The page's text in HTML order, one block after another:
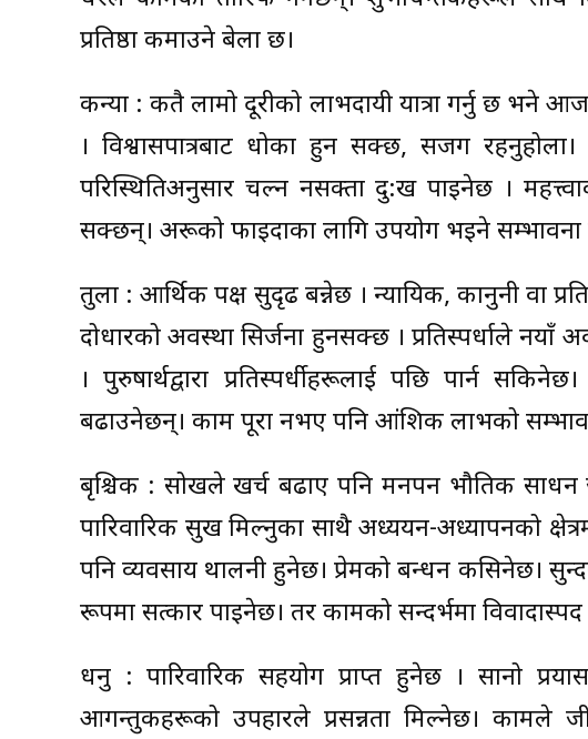
प्रतिष्ठा कमाउने बेला छ।
कन्या : कतै लामो दूरीको लाभदायी यात्रा गर्नु छ भने
। विश्वासपात्रबाट धोका हुन सक्छ, सजग
परिस्थितिअनुसार चल्न नसक्ता दु:ख पाइनेछ ।
सक्छन्। अरूको फाइदाका लागि उपयोग भइने सम्भावना
तुला : आर्थिक पक्ष सुदृढ बन्नेछ । न्यायिक, कानुनी वा
दोधारको अवस्था सिर्जना हुनसक्छ । प्रतिस्पर्धाले
। पुरुषार्थद्वारा प्रतिस्पर्धीहरूलाई पछि पार्न
बढाउनेछन्। काम पूरा नभए पनि आंशिक लाभको
बृश्चिक : सोखले खर्च बढाए पनि मनपर्ने भौतिक
पारिवारिक सुख मिल्नुका साथै अध्ययन-अध्यापनको
पनि व्यवसाय थालनी हुनेछ। प्रेमको बन्धन कसिनेछ।
रूपमा सत्कार पाइनेछ। तर कामको सन्दर्भमा विवादास्पद
धनु : पारिवारिक सहयोग प्राप्त हुनेछ । सानो
आगन्तुकहरूको उपहारले प्रसन्नता मिल्नेछ। कामले